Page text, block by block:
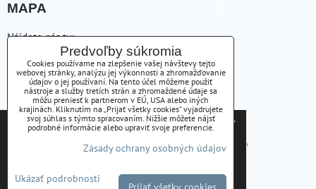
MAPA
Nájdete nás tu:
ZAVOLÁME VÁM SPÄŤ
+421556254223
atsk(@)atsk.sk
Predvoľby súkromia
Zásady ochrany osobných údajov
Predvoľby súkromia
Cookies používame na zlepšenie vašej návštevy tejto
webovej stránky, analýzu jej výkonnosti a zhromažďovanie
údajov o jej používaní. Na tento účel môžeme použiť
nástroje a služby tretích strán a zhromaždené údaje sa
môžu preniesť k partnerom v EÚ, USA alebo iných
krajinách. Kliknutím na „Prijať všetky cookies“ vyjadrujete
svoj súhlas s týmto spracovaním. Nižšie môžete nájsť
podrobné informácie alebo upraviť svoje preferencie.
Zásady ochrany osobných údajov
Ukázať podrobnosti
Tieto internetové stránky používajú súbory cookies.
Bližšie informácie o použitých súboroch cookies a
ako je možné zabrániť ich používaniu nájdete na
Zásady Ochrany osobných údajov